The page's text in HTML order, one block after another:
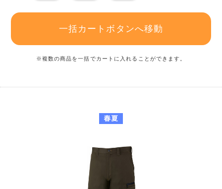
一括カートボタンへ移動
※複数の商品を一括でカートに入れることができます。